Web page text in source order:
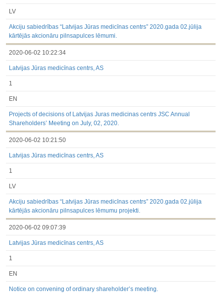
LV
Akciju sabiedrības “Latvijas Jūras medicīnas centrs” 2020.gada 02.jūlija
kārtējās akcionāru pilnsapulces lēmumi.
2020-06-02 10:22:34
Latvijas Jūras medicīnas centrs, AS
1
EN
Projects of decisions of Latvijas Juras medicinas centrs JSC Annual
Shareholders’ Meeting on July, 02, 2020.
2020-06-02 10:21:50
Latvijas Jūras medicīnas centrs, AS
1
LV
Akciju sabiedrības “Latvijas Jūras medicīnas centrs” 2020.gada 02.jūlija
kārtējās akcionāru pilnsapulces lēmumu projekti.
2020-06-02 09:07:39
Latvijas Jūras medicīnas centrs, AS
1
EN
Notice on convening of ordinary shareholder’s meeting.